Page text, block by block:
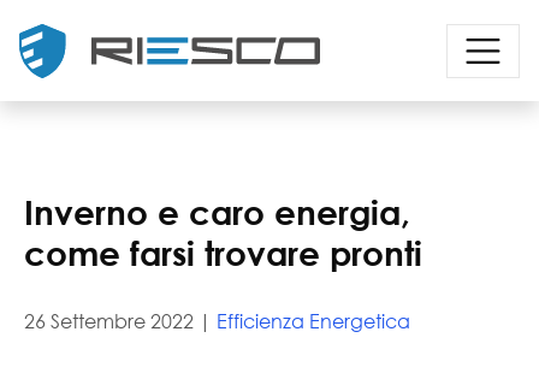
Inverno e caro energia,
come farsi trovare pronti
26 Settembre 2022 | Efficienza Energetica